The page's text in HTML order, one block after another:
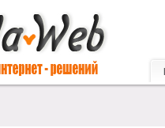
и seo оптимизация.